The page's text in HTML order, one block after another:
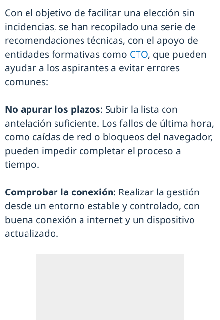
Con el objetivo de facilitar una elección sin
incidencias, se han recopilado una serie de
recomendaciones técnicas, con el apoyo de
entidades formativas como CTO, que pueden
ayudar a los aspirantes a evitar errores
comunes:
No apurar los plazos: Subir la lista con
antelación suficiente. Los fallos de última hora,
como caídas de red o bloqueos del navegador,
pueden impedir completar el proceso a
tiempo.
Comprobar la conexión: Realizar la gestión
desde un entorno estable y controlado, con
buena conexión a internet y un dispositivo
actualizado.